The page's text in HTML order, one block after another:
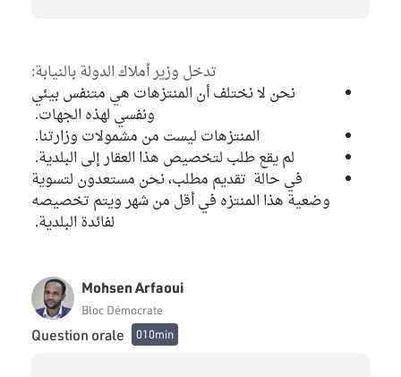
تدخل وزير أملاك الدولة بالنيابة:
نحن لا نختلف أن المنتزهات هي متنفس بيئي
ونفسي لهذه الجهات.
المنتزهات ليست من مشمولات وزارتنا.
لم يقع طلب لتخصيص هذا العقار إلى البلدية.
في حالة تقديم مطلب، نحن مستعدون لتسوية
وضعية هذا المنتزه في أقل من شهر ويتم تخصيصه
لفائدة البلدية.
Mohsen Arfaoui
Bloc Démocrate
Question orale 010min